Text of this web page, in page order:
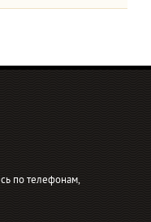
по телефонам,